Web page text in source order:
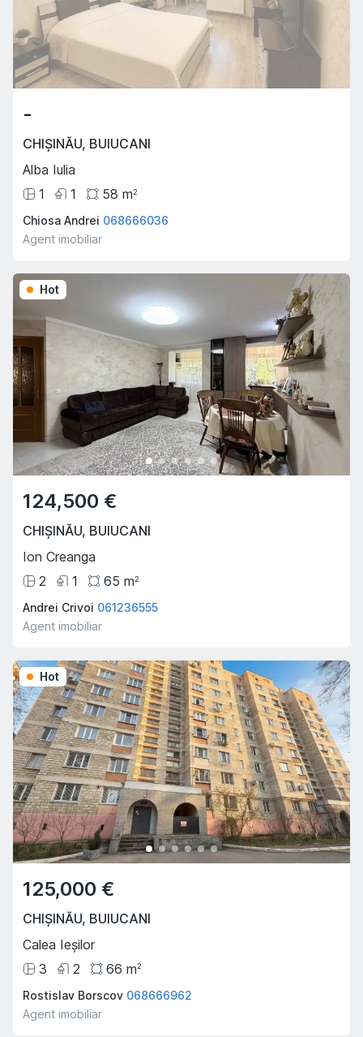
-
CHIȘINĂU, BUIUCANI
Alba Iulia
1
1 58 m2
Chiosa Andrei 068666036
Agent imobiliar
Hot
124,500 €
CHIȘINĂU, BUIUCANI
Ion Creanga
2
1 65 m2
Andrei Crivoi 061236555
Agent imobiliar
Hot
125,000 €
CHIȘINĂU, BUIUCANI
Calea Ieșilor
3
2 66 m2
Rostislav Borscov 068666962
Agent imobiliar